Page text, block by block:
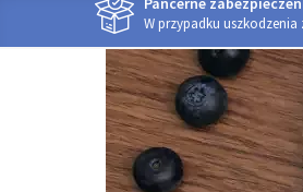
W przypadku